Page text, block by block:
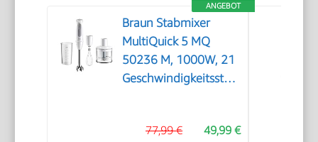
ANGEBOT
Braun Stabmixer
MultiQuick 5 MQ
50236 M, 1000W, 21
Geschwindigkeitsstufen+Turbo,
SplashControl, Inkl.
49,99 €
77,99 €